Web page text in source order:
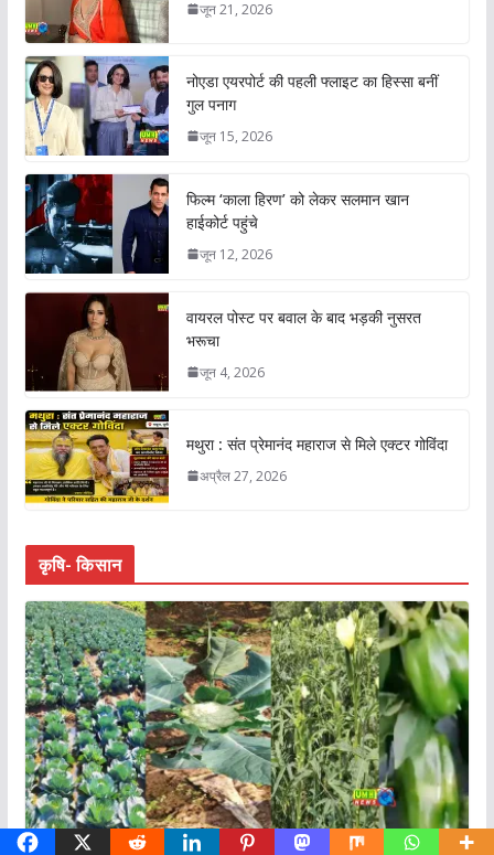
जून 21, 2026
नोएडा एयरपोर्ट की पहली फ्लाइट का हिस्सा बनीं
गुल पनाग
जून 15, 2026
फिल्म ‘काला हिरण’ को लेकर सलमान खान
हाईकोर्ट पहुंचे
जून 12, 2026
वायरल पोस्ट पर बवाल के बाद भड़की नुसरत
भरूचा
जून 4, 2026
मथुरा : संत प्रेमानंद महाराज से मिले एक्टर गोविंदा
अप्रैल 27, 2026
कृषि- किसान